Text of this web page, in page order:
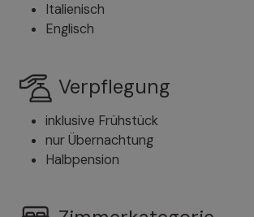
Italienisch
Englisch
Verpflegung
inklusive Frühstück
nur Übernachtung
Halbpension